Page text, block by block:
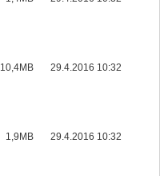
10,4MB 29.4.2016 10:32
1,9MB 29.4.2016 10:32